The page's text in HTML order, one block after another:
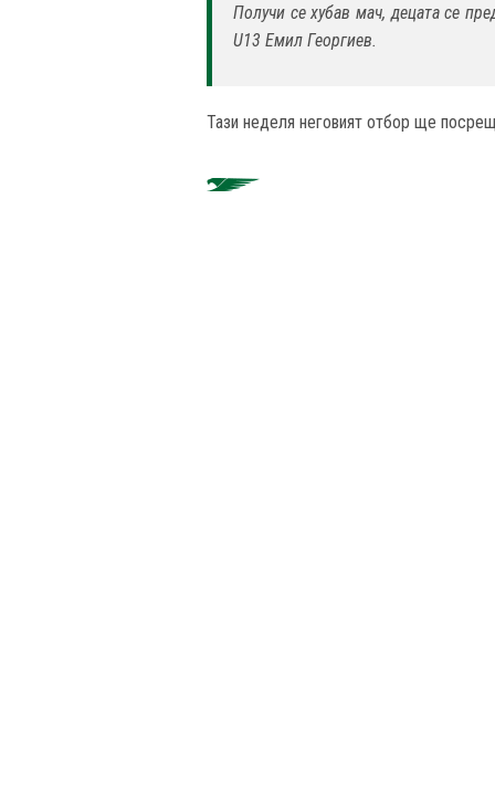
Получи се хубав мач, децата се
U13 Емил Георгиев.
Тази неделя неговият отбор ще